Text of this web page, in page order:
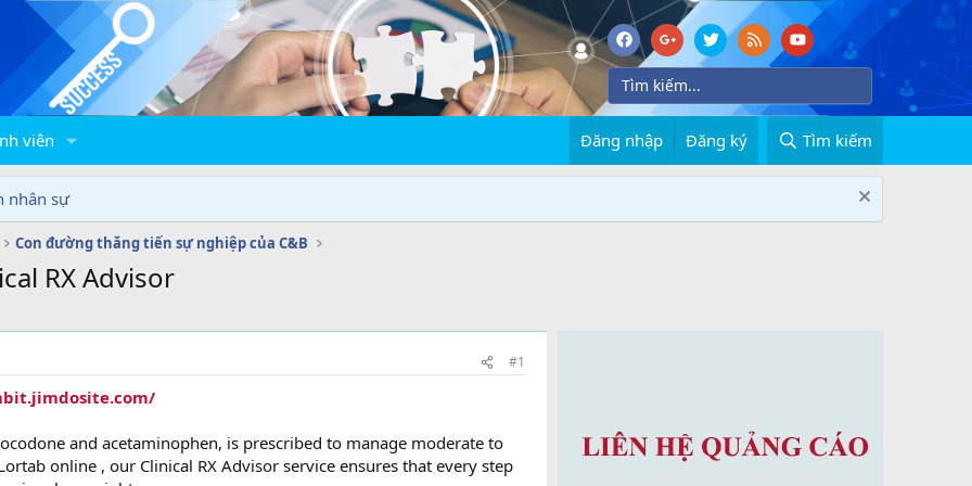
viên Đăng nhập Đăng ký Tìm kiếm
nhân sự
Con đường thăng tiến sự nghiệp của C&B
RX Advisor
#1
and acetaminophen, is prescribed to manage moderate to
online , our Clinical RX Advisor service ensures that every step